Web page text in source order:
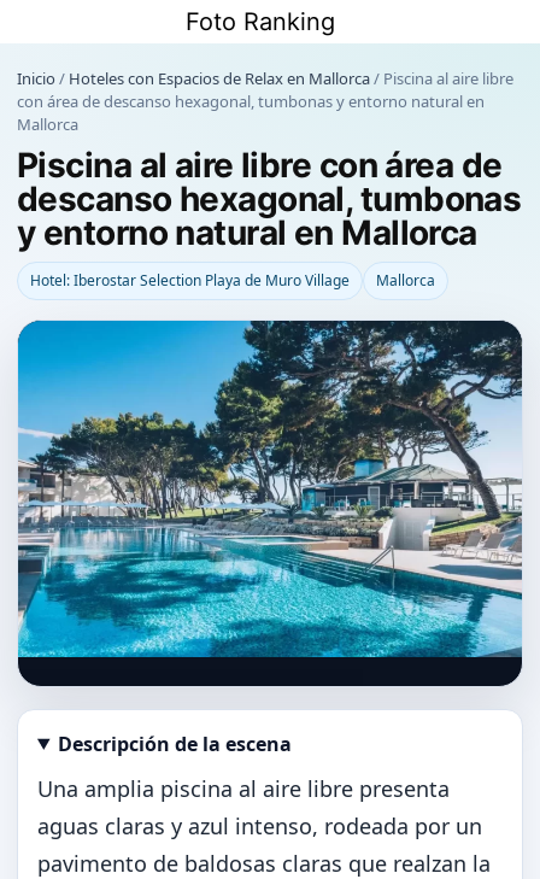
contenido
Foto Ranking
Inicio / Hoteles con Espacios de Relax en Mallorca/ Piscina al aire libre
con área de descanso hexagonal, tumbonas y entorno natural en
Mallorca
Piscina al aire libre con área de
descanso hexagonal, tumbonas
y entorno natural en Mallorca
Hotel: Iberostar Selection Playa de Muro Village Mallorca
Abrir imagen en tamaño completo
Descripción de la escena
Una amplia piscina al aire libre presenta
aguas claras y azul intenso, rodeada por un
pavimento de baldosas claras que realzan la